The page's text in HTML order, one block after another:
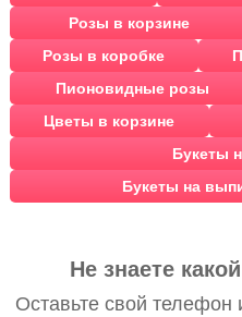
Розы в корзине
Розы в коробке
Пионовидные розы
Цветы в корзине
Букеты
Букеты на
Не знаете
Оставьте свой